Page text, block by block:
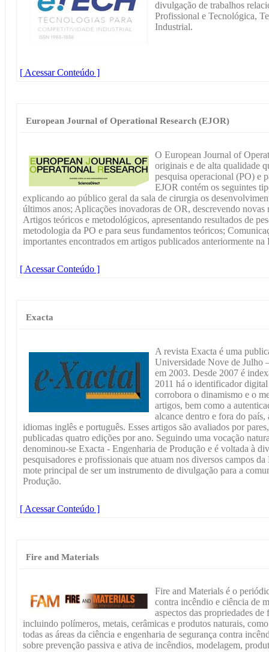
divulgação de trabalhos
Profissional e Tecnológica,
Industrial.
[ Acessar Conteúdo ]
European Journal of Operational Research (EJOR)
O European Journal of
originais e de alta qualidade
pesquisa operacional (PO) e
EJOR contém os seguintes
explicando ao público geral da sala de cirurgia os
últimos anos; Aplicações inovadoras de OR, descrevendo novas
Artigos teóricos e metodológicos, apresentando resultados de
metodologia da PO e para seus fundamentos teóricos;
importantes encontrados em artigos publicados anteriormente na
[ Acessar Conteúdo ]
Exacta
A revista Exacta é uma
Universidade Nove de Julho
em 2003. Desde 2007 é
2011 há o identificador
corrobora o dinamismo e o
artigos, bem como a
alcance dentro e fora do
idiomas inglês e português. Esses artigos são avaliados por
publicadas quatro edições por ano. Seguindo uma vocação
denominou-se Exacta - Engenharia de Produção e é voltada à
pesquisadores e profissionais que atuam nos diversos campos
mote principal de ser um instrumento de divulgação para a
Produção.
[ Acessar Conteúdo ]
Fire and Materials
Fire and Materials é o
contra incêndio e ciência de
aspectos das propriedades
incluindo polímeros, metais, cerâmicas e produtos naturais,
todas as áreas da ciência e engenharia de segurança contra
sobre prevenção passiva e ativa de incêndios, modelagem,